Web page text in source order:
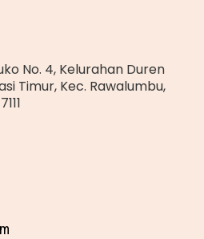
No. 4, Kelurahan Duren
Timur, Kec. Rawalumbu,